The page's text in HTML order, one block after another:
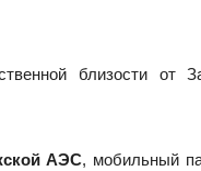
близости от
АЭС, мобильный